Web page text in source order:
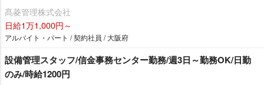
髙菱管理株式会社
日給1万1,000円～
アルバイト・パート / 契約社員 / 大阪府
設備管理スタッフ/信金事務センター勤務/週3日～勤務OK/日勤
のみ/時給1200円